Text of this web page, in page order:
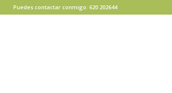
Puedes contactar conmigo: 620 202644